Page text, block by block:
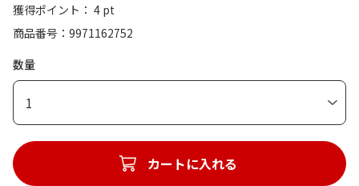
獲得ポイント： 4 pt
商品番号
9971162752
数量
1
カートに入れる